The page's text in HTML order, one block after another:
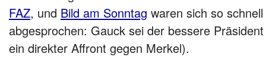
FAZ, und Bild am Sonntag waren sich so
abgesprochen: Gauck sei der bessere
ein direkter Affront gegen Merkel).